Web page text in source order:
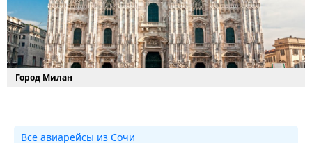
Город Милан
Все авиарейсы из Сочи